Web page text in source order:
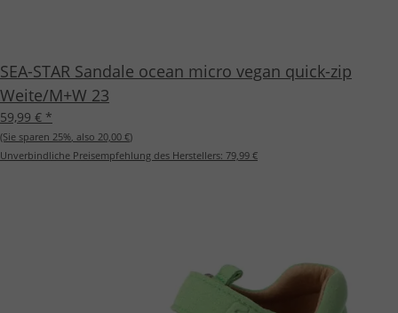
SEA-STAR Sandale ocean micro vegan quick-zip
Weite/M+W 23
59,99 € *
(Sie sparen 25%, also 20,00 €)
Unverbindliche Preisempfehlung des Herstellers: 79,99 €